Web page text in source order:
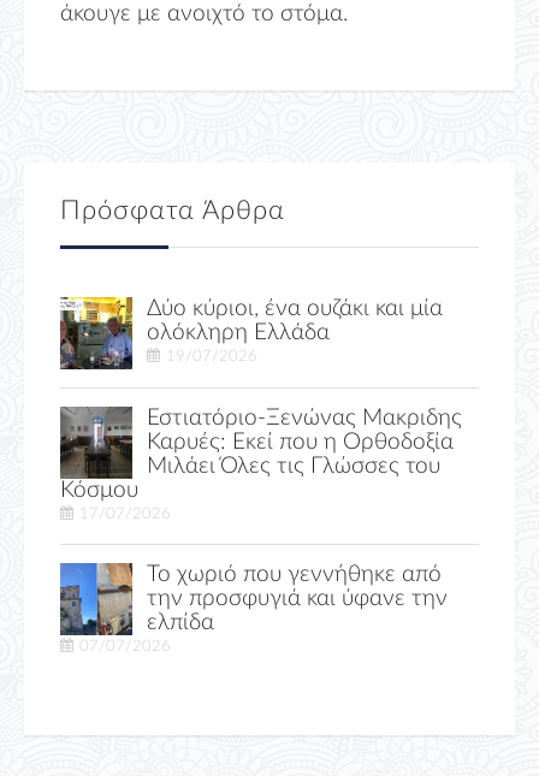
άκουγε με ανοιχτό το στόμα.
Πρόσφατα Άρθρα
Δύο κύριοι, ένα ουζάκι και μία
ολόκληρη Ελλάδα
19/07/2026
Εστιατόριο-Ξενώνας Μακριδης
Καρυές: Εκεί που η Ορθοδοξία
Μιλάει Όλες τις Γλώσσες του
Κόσμου
17/07/2026
Το χωριό που γεννήθηκε από
την προσφυγιά και ύφανε την
ελπίδα
07/07/2026